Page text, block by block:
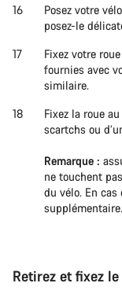
Posez votre
posez-le
Fixez votre
fournies avec
similaire.
Fixez la roue
scartchs ou
Remarque :
ne touchent
du vélo. En
supplémentaire.
Retirez et fixez
Nos experts du